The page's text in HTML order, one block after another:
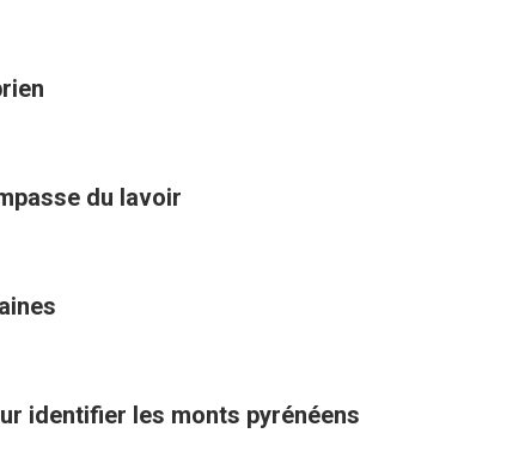
du lavoir
identifier les monts pyrénéens